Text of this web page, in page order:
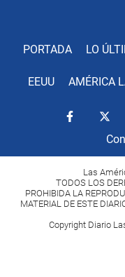
PORTADA LO
EEUU AMÉRICA
Las
TODOS LOS
PROHIBIDA LA
MATERIAL DE ESTE
Copyright Diario